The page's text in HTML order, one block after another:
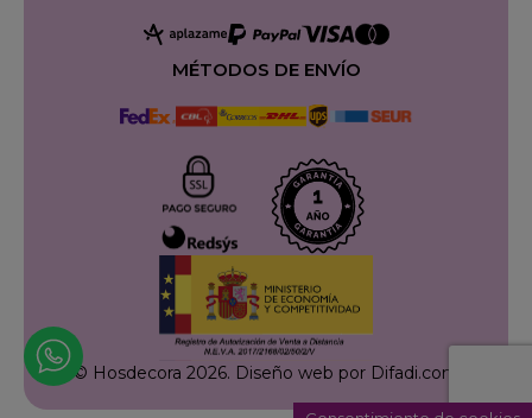
MÉTODOS DE ENVÍO
© Hosdecora 2026. Diseño web por Difadi.com